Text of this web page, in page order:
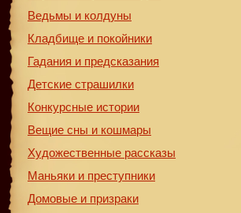
Ведьмы и колдуны
Кладбище и покойники
Гадания и предсказания
Детские страшилки
Конкурсные истории
Вещие сны и кошмары
Художественные рассказы
Маньяки и преступники
Домовые и призраки